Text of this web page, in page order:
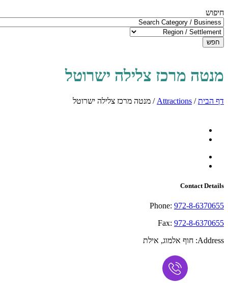
חיפוש
חפש
מנטה מרכז צלילה ישרוטל
דף הבית/
Attractions
/ מנטה מרכז צלילה ישרוטל
Contact Details
Phone: 972-8-6370655
Fax: 972-8-6370655
Address: חוף אלמוג, אילת